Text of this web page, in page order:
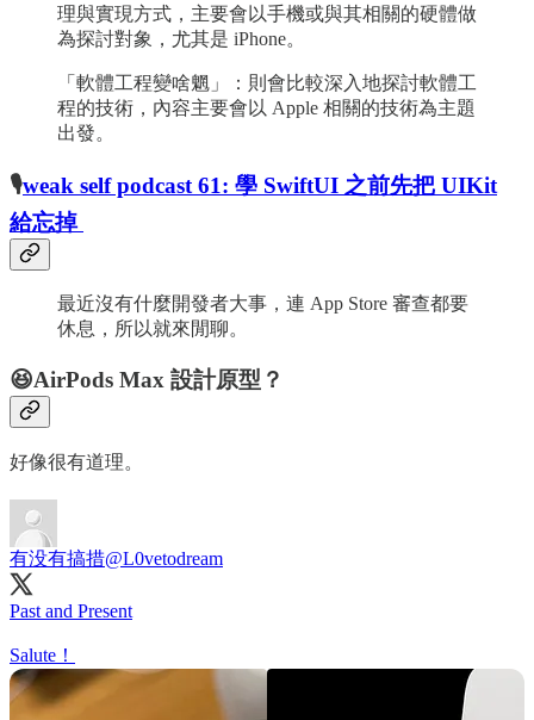
理與實現方式，主要會以手機或與其相關的硬體做
為探討對象，尤其是 iPhone。
「軟體工程變啥魍」：則會比較深入地探討軟體工
程的技術，內容主要會以 Apple 相關的技術為主題
出發。
🎙weak self podcast 61: 學 SwiftUI 之前先把 UIKit
給忘掉
最近沒有什麼開發者大事，連 App Store 審查都要
休息，所以就來閒聊。
😆AirPods Max 設計原型？
好像很有道理。
有没有搞措@L0vetodream
Past and Present
Salute！